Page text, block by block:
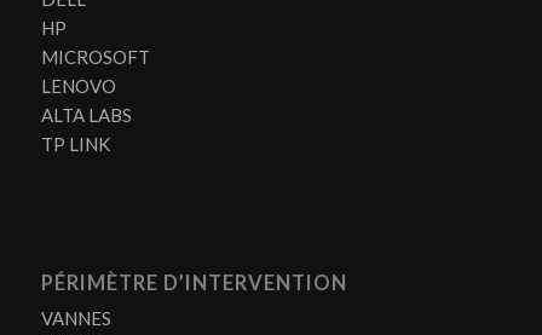
HP
MICROSOFT
LENOVO
ALTA LABS
TP LINK
PÉRIMÈTRE D’INTERVENTION
VANNES